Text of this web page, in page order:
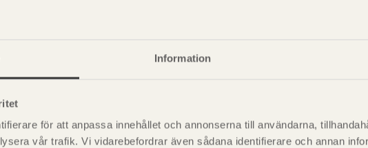
Information
för att anpassa innehållet och annonserna till användarna,
vår trafik. Vi vidarebefordrar även sådana identifierare och annan
är svensk sågverksnärings
beskriva träprodukter och deras